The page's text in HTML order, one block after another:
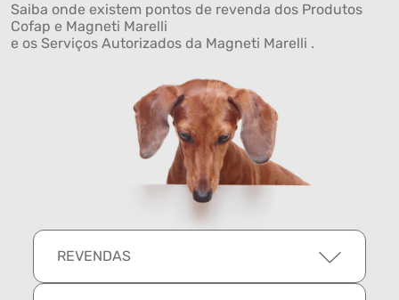
Saiba onde existem pontos de revenda dos Produtos
Cofap e Magneti Marelli
e os Serviços Autorizados da Magneti Marelli .
REVENDAS